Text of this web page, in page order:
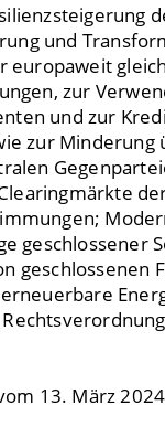
und
europaweit
zur
und zur
zur Minderung
geschlossener
geschlossenen
13. März